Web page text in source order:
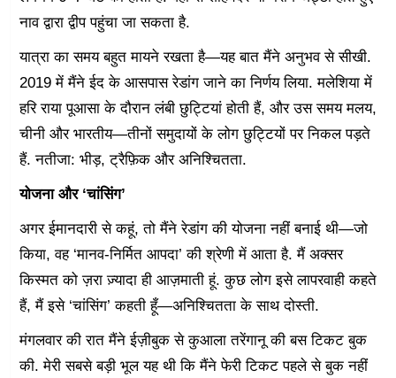
नाव द्वारा द्वीप पहुंचा जा सकता है.
यात्रा का समय बहुत मायने रखता है—यह बात मैंने अनुभव से सीखी.
2019 में मैंने ईद के आसपास रेडांग जाने का निर्णय लिया. मलेशिया में
हरि राया पूआसा के दौरान लंबी छुट्टियां होती हैं, और उस समय मलय,
चीनी और भारतीय—तीनों समुदायों के लोग छुट्टियों पर निकल पड़ते
हैं. नतीजा: भीड़, ट्रैफ़िक और अनिश्चितता.
योजना और ‘चांसिंग’
अगर ईमानदारी से कहूं, तो मैंने रेडांग की योजना नहीं बनाई थी—जो
किया, वह ‘मानव-निर्मित आपदा’ की श्रेणी में आता है. मैं अक्सर
किस्मत को ज़रा ज़्यादा ही आज़माती हूं. कुछ लोग इसे लापरवाही कहते
हैं, मैं इसे ‘चांसिंग’ कहती हूँ—अनिश्चितता के साथ दोस्ती.
मंगलवार की रात मैंने ईज़ीबुक से कुआला तरेंगानू की बस टिकट बुक
की. मेरी सबसे बड़ी भूल यह थी कि मैंने फेरी टिकट पहले से बुक नहीं